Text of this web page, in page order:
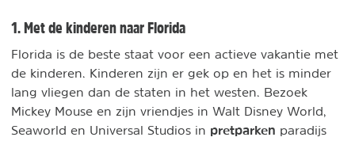
1. Met de kinderen naar Florida
Florida is de beste staat voor een actieve vakantie met
de kinderen. Kinderen zijn er gek op en het is minder
lang vliegen dan de staten in het westen. Bezoek
Mickey Mouse en zijn vriendjes in Walt Disney World,
Seaworld en Universal Studios in pretparken paradijs